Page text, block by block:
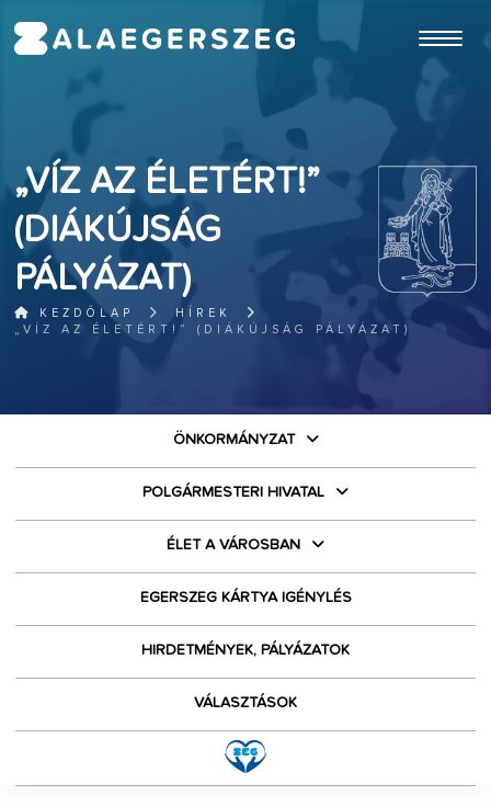
„VÍZ AZ ÉLETÉRT!”
(DIÁKÚJSÁG
PÁLYÁZAT)
KEZDŐLAP
HÍREK
„VÍZ AZ ÉLETÉRT!” (DIÁKÚJSÁG PÁLYÁZAT)
ÖNKORMÁNYZAT
POLGÁRMESTERI HIVATAL
ÉLET A VÁROSBAN
EGERSZEG KÁRTYA IGÉNYLÉS
HIRDETMÉNYEK, PÁLYÁZATOK
VÁLASZTÁSOK